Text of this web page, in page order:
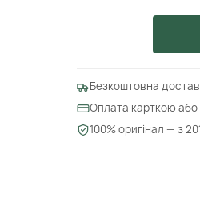
Безкоштовна
Оплата карткою або
100% оригінал — з